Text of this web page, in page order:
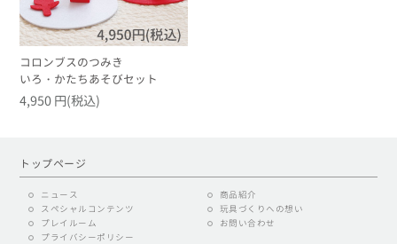
コロンブスのつみき
いろ・かたちあそびセット
4,950 円(税込)
トップページ
ニュース
商品紹介
スペシャルコンテンツ
玩具づくりへの想い
プレイルーム
お問い合わせ
プライバシーポリシー